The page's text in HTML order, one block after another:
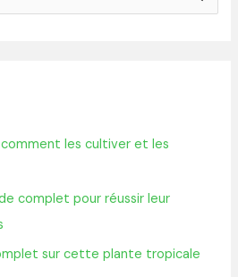
les cultiver et les
complet pour réussir leur
sur cette plante tropicale